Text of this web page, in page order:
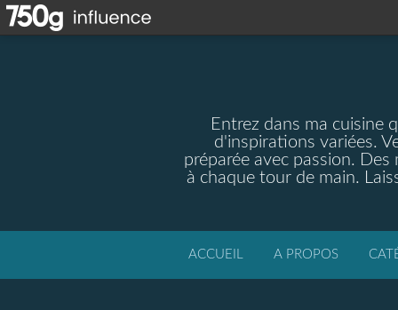
Entrez dans ma cuisine
d'inspirations variées.
préparée avec passion.
à chaque tour de main.
ACCUEIL A PROPOS